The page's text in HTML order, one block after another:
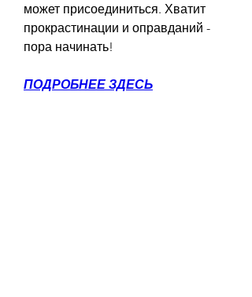
может присоединиться. Хватит
прокрастинации и оправданий -
пора начинать!
ПОДРОБНЕЕ ЗДЕСЬ